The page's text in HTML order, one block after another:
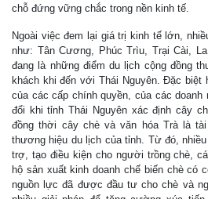
chỗ đứng vững chắc trong nền kinh tế.
Ngoài việc đem lại giá trị kinh tế lớn,
như: Tân Cương, Phúc Trìu, Trại Cài,
đang là những điểm du lịch cộng đồng
khách khi đến với Thái Nguyên. Đặc
của các cấp chính quyền, của các
đổi khi tỉnh Thái Nguyên xác định cây
đồng thời cây chè và văn hóa Trà là
thương hiệu du lịch của tỉnh. Từ đó,
trợ, tạo điều kiện cho người trồng chè,
hộ sản xuất kinh doanh chế biến chè có
nguồn lực đã được đầu tư cho chè và